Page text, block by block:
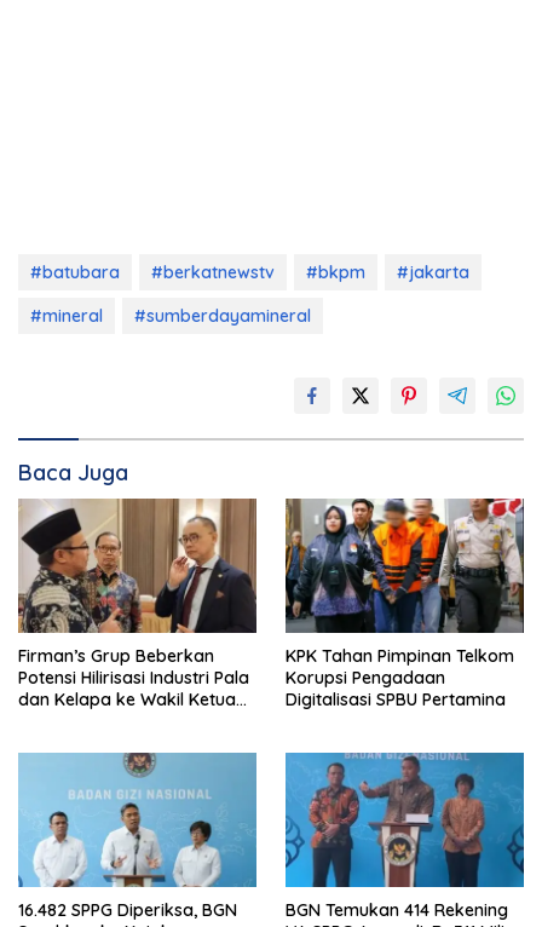
#batubara #berkatnewstv #bkpm
#jakarta
#mineral
#sumberdayamineral
Baca Juga
Firman’s Grup Beberkan
Potensi Hilirisasi Industri Pala
dan Kelapa ke Wakil Ketua
KPK Tahan Pimpinan Telkom
Korupsi Pengadaan
Digitalisasi SPBU Pertamina
16.482 SPPG Diperiksa, BGN
BGN Temukan 414 Rekening